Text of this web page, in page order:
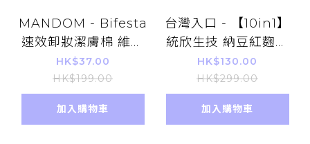
MANDOM - Bifesta
速效卸妝潔膚棉 維他
命C美白抗氧化 46片
深層卸妝潔膚紙
HK$37.00
HK$199.00
加入購物車
台灣入口 - 【10in1】
統欣生技 納豆紅麴膠
囊 60粒(平行進口)
HK$130.00
HK$299.00
加入購物車